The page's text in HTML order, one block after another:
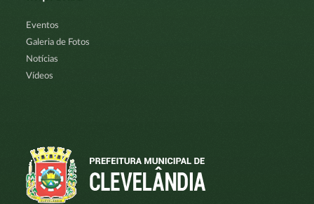
Eventos
Galeria de Fotos
Notícias
Vídeos